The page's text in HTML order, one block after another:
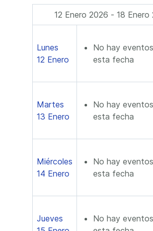
12 Enero 2026 - 18 Enero
Lunes
12 Enero
No hay
esta fecha
Martes
13 Enero
No hay
esta fecha
Miércoles
14 Enero
No hay
esta fecha
Jueves
No hay